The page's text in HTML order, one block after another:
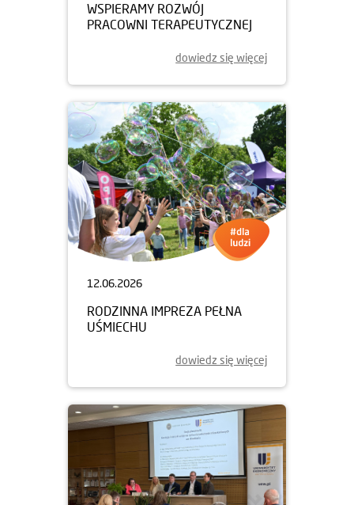
WSPIERAMY ROZWÓJ
PRACOWNI TERAPEUTYCZNEJ
dowiedz się więcej
12.06.2026
RODZINNA IMPREZA PEŁNA
UŚMIECHU
dowiedz się więcej